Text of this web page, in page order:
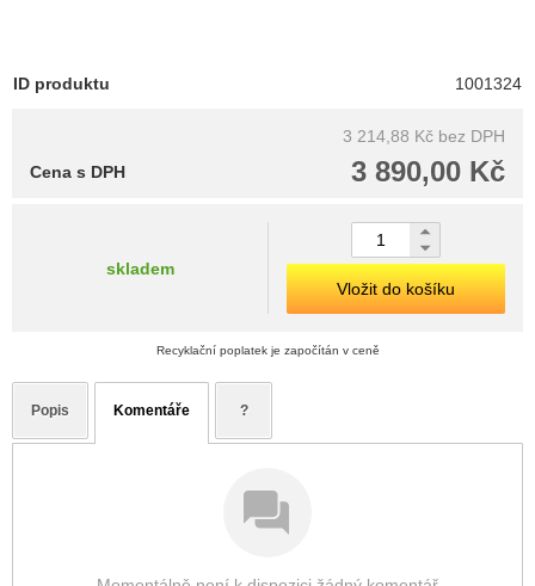
ID produktu 1001324
3 214,88 Kč bez DPH
3 890,00 Kč
Cena s DPH
skladem
Vložit do košíku
Recyklační poplatek je započítán v ceně
Popis Komentáře ?